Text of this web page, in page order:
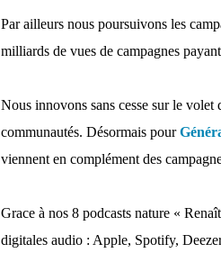
Par ailleurs nous poursuivons les
milliards de vues de campagnes
Nous innovons sans cesse sur le volet
communautés. Désormais pour
viennent en complément des
Grace à nos 8 podcasts nature «
digitales audio : Apple, Spotify,